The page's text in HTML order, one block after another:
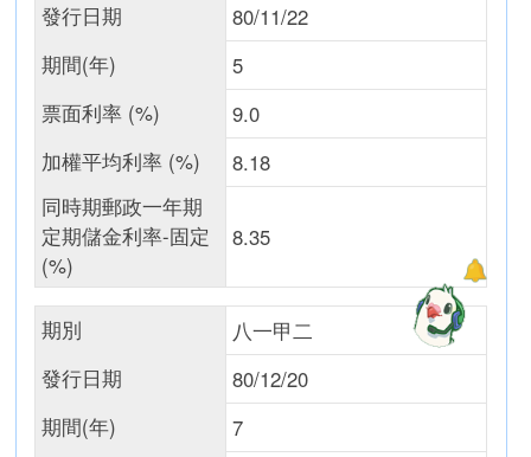
發行日期
80/11/22
期間(年)
5
票面利率 (%)
9.0
加權平均利率 (%)
8.18
同時期郵政一年期
定期儲金利率-固定
(%)
8.35
期別
八一甲二
發行日期
80/12/20
期間(年)
7